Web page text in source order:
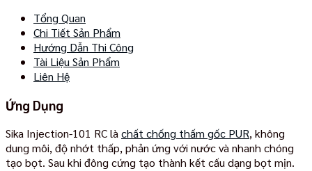
Tổng Quan
Chi Tiết Sản Phẩm
Hướng Dẫn Thi Công
Tài Liệu Sản Phẩm
Liên Hệ
Ứng Dụng
Sika Injection-101 RC làchất chống thấm gốc PUR, không
dung môi, độ nhớt thấp, phản ứng với nước và nhanh chóng
tạo bọt. Sau khi đông cứng tạo thành kết cấu dạng bọt mịn.